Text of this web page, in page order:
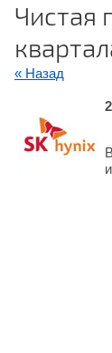
Чистая
« Назад